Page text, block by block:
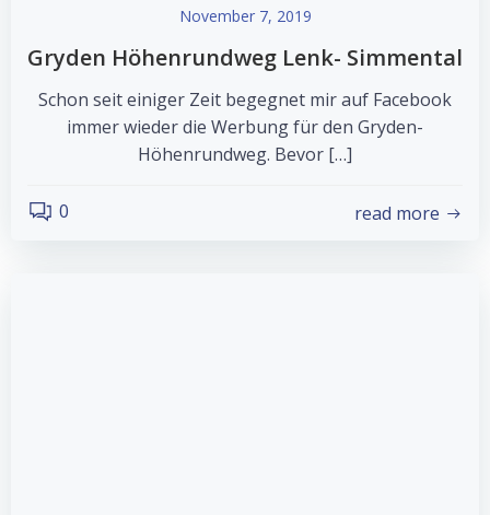
November 7, 2019
Gryden Höhenrundweg Lenk- Simmental
Schon seit einiger Zeit begegnet mir auf Facebook
immer wieder die Werbung für den Gryden-
Höhenrundweg. Bevor […]
0 read more